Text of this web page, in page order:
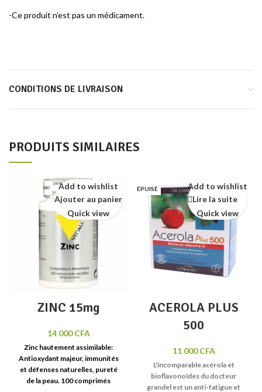
-Ce produit n’est pas un médicament.
CONDITIONS DE LIVRAISON
PRODUITS SIMILAIRES
ZINC 15mg
14 000CFA
Zinc hautement assimilable:
Antioxydant majeur,immunités
et défenses naturelles, pureté
de la peau. 100 comprimés
Add to wishlist
Ajouter au panier
Quick view
ÉPUISÉ
ACEROLA PLUS
500
11 000CFA
L'incomparable acérola et
bioflavonoîdes du docteur
grandel est un anti-fatigue et
Add to wishlist
Lire la suite
Quick view